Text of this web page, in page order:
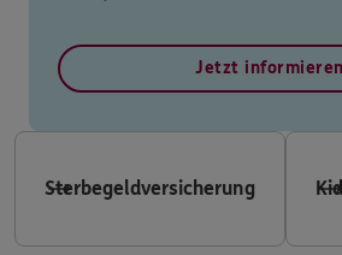
Jetzt informieren
Sterbegeldversicherung